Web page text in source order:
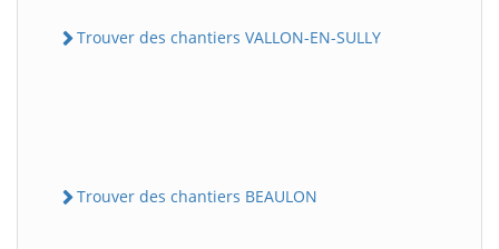
Trouver des chantiers VALLON-EN-SULLY
Trouver des chantiers BEAULON